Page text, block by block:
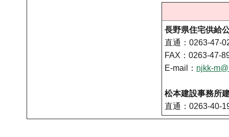
長野県住宅供給
直通：0263-47-
FAX：0263-47-
E-mail： njkk-
松本建設事務所
直通：0263-40-